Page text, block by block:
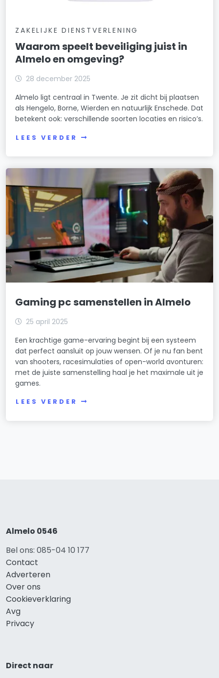
ZAKELIJKE DIENSTVERLENING
Waarom speelt beveiliging juist in
Almelo en omgeving?
28 december 2025
Almelo ligt centraal in Twente. Je zit dicht bij plaatsen
als Hengelo, Borne, Wierden en natuurlijk Enschede. Dat
betekent ook: verschillende soorten locaties en risico’s.
LEES VERDER
Gaming pc samenstellen in Almelo
25 april 2025
Een krachtige game-ervaring begint bij een systeem
dat perfect aansluit op jouw wensen. Of je nu fan bent
van shooters, racesimulaties of open-world avonturen:
met de juiste samenstelling haal je het maximale uit je
games.
LEES VERDER
Almelo 0546
Bel ons: 085-04 10 177
Contact
Adverteren
Over ons
Cookieverklaring
Avg
Privacy
Direct naar